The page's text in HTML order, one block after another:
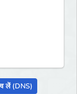
लें (DNS)